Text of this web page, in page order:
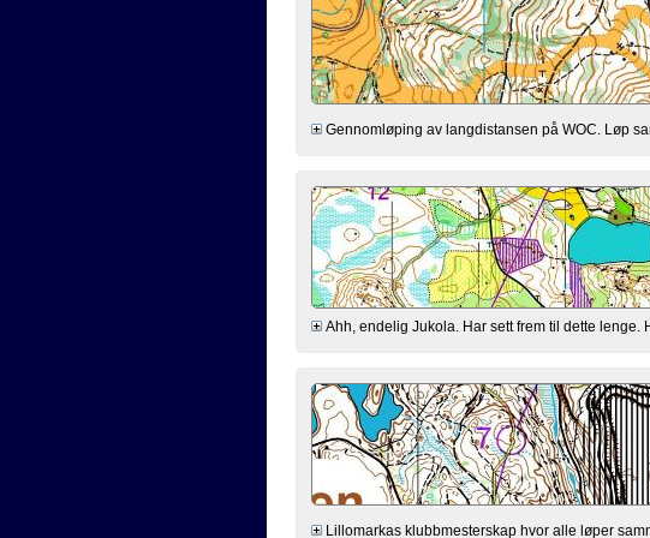
Gennomløping av langdistansen på WOC. Løp
Ahh, endelig Jukola. Har sett frem til dette lenge.
Lillomarkas klubbmesterskap hvor alle løper